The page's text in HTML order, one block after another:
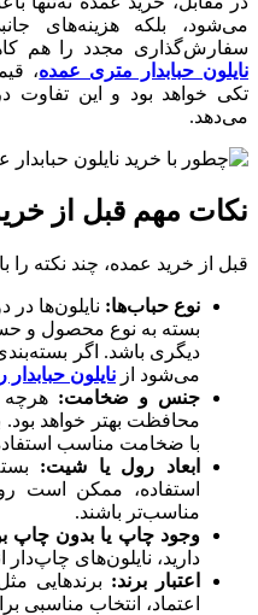
می‌شود، بلکه هزینه‌های
سفارش‌گذاری مجدد را هم
نایلون حبابدار متری عمده،
تکی خواهد بود و این تفاوت
می‌دهد.
نکات مهم قبل از
قبل از خرید عمده، چند نکته را
نوع حباب‌ها: نایلون‌ها
بسته به نوع محصول و
دیگری باشد. اگر
می‌شود از نایلون
جنس و ضخامت:
محافظت بهتر خواهد بود.
با ضخامت مناسب
ابعاد رول یا شیت:
استفاده، ممکن است
مناسب‌تر باشند.
وجود چاپ یا بدون چاپ
دارید، نایلون‌های
اعتبار برند: برندهایی
اعتماد، انتخاب مناسبی